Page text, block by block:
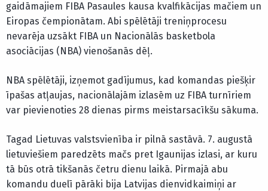
gaidāmajiem FIBA Pasaules kausa kvalfikācijas mačiem un
Eiropas čempionātam. Abi spēlētāji treniņprocesu
nevarēja uzsākt FIBA un Nacionālās basketbola
asociācijas (NBA) vienošanās dēļ.
NBA spēlētāji, izņemot gadījumus, kad komandas piešķir
īpašas atļaujas, nacionālajām izlasēm uz FIBA turnīriem
var pievienoties 28 dienas pirms meistarsacīkšu sākuma.
Tagad Lietuvas valstsvienība ir pilnā sastāvā. 7. augustā
lietuviešiem paredzēts mačs pret Igaunijas izlasi, ar kuru
tā būs otrā tikšanās četru dienu laikā. Pirmajā abu
komandu duelī pārāki bija Latvijas dienvidkaimiņi ar